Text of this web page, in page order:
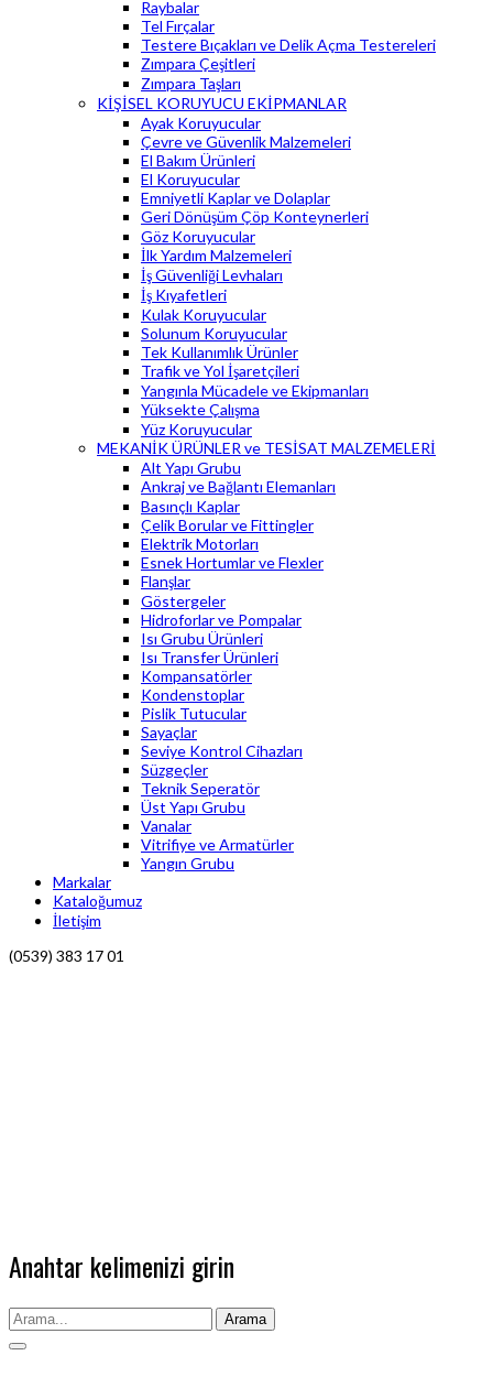
Raybalar
Tel Fırçalar
Testere Bıçakları ve Delik Açma Testereleri
Zımpara Çeşitleri
Zımpara Taşları
KİŞİSEL KORUYUCU EKİPMANLAR
Ayak Koruyucular
Çevre ve Güvenlik Malzemeleri
El Bakım Ürünleri
El Koruyucular
Emniyetli Kaplar ve Dolaplar
Geri Dönüşüm Çöp Konteynerleri
Göz Koruyucular
İlk Yardım Malzemeleri
İş Güvenliği Levhaları
İş Kıyafetleri
Kulak Koruyucular
Solunum Koruyucular
Tek Kullanımlık Ürünler
Trafik ve Yol İşaretçileri
Yangınla Mücadele ve Ekipmanları
Yüksekte Çalışma
Yüz Koruyucular
MEKANİK ÜRÜNLER ve TESİSAT MALZEMELERİ
Alt Yapı Grubu
Ankraj ve Bağlantı Elemanları
Basınçlı Kaplar
Çelik Borular ve Fittingler
Elektrik Motorları
Esnek Hortumlar ve Flexler
Flanşlar
Göstergeler
Hidroforlar ve Pompalar
Isı Grubu Ürünleri
Isı Transfer Ürünleri
Kompansatörler
Kondenstoplar
Pislik Tutucular
Sayaçlar
Seviye Kontrol Cihazları
Süzgeçler
Teknik Seperatör
Üst Yapı Grubu
Vanalar
Vitrifiye ve Armatürler
Yangın Grubu
Markalar
Kataloğumuz
İletişim
(0539) 383 17 01
Anahtar kelimenizi girin
Arama